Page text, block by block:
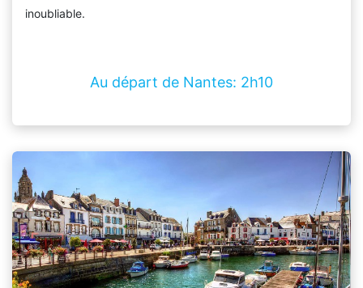
inoubliable.
Au départ de Nantes: 2h10